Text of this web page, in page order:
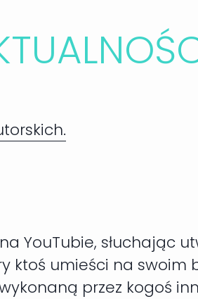
YouTubie, słuchając
ktoś umieści na swoim
przez kogoś